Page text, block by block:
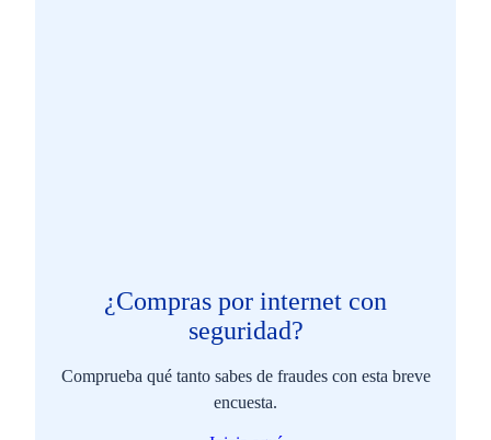
¿Compras por internet con
seguridad?
Comprueba qué tanto sabes de fraudes con esta breve
encuesta.